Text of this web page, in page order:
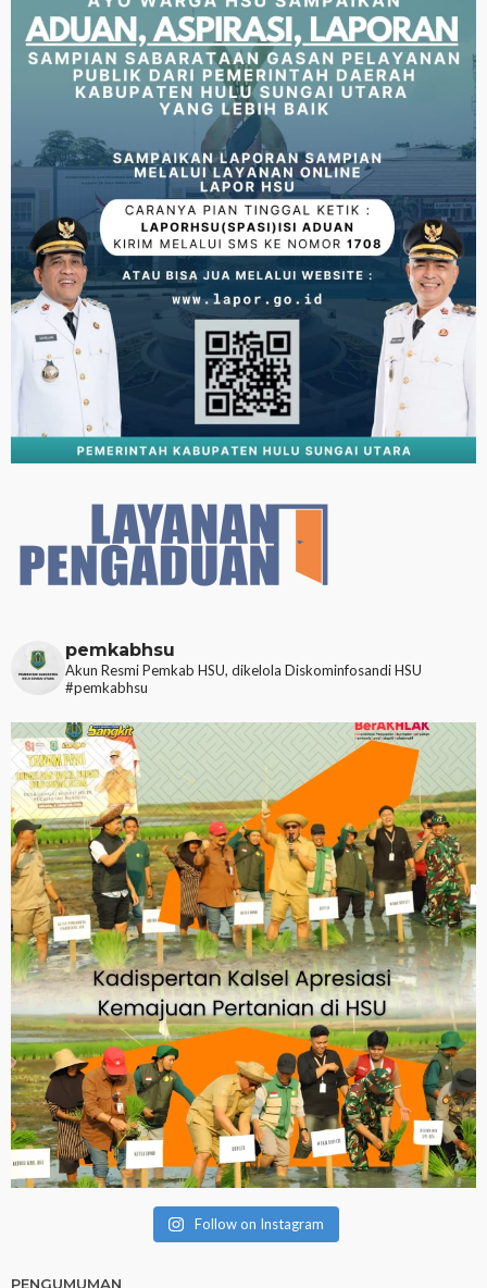
pemkabhsu
Akun Resmi Pemkab HSU, dikelola Diskominfosandi HSU
#pemkabhsu
Follow on Instagram
PENGUMUMAN